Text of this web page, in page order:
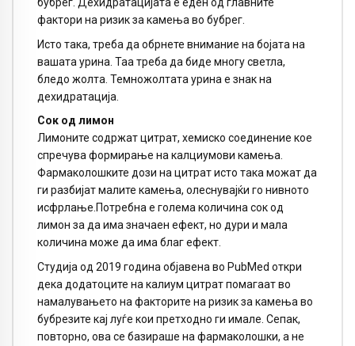
фактори на ризик за камења во бубрег.
Исто така, треба да обрнете внимание на бојата на
вашата урина. Таа треба да биде многу светла,
бледо жолта. Темножолтата урина е знак на
дехидратација.
Сок од лимон
Лимоните содржат цитрат, хемиско соединение кое
спречува формирање на калциумови камења.
Фармаколошките дози на цитрат исто така можат да
ги разбијат малите камења, олеснувајќи го нивното
исфрлање.Потребна е голема количина сок од
лимон за да има значаен ефект, но дури и мала
количина може да има благ ефект.
Студија од 2019 година објавена во PubMed откри
дека додатоците на калиум цитрат помагаат во
намалувањето на факторите на ризик за камења во
бубрезите кај луѓе кои претходно ги имале. Сепак,
повторно, ова се базираше на фармаколошки, а не